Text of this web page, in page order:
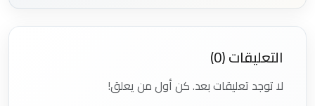
التعليقات (0)
لا توجد تعليقات بعد. كن أول من يعلق!